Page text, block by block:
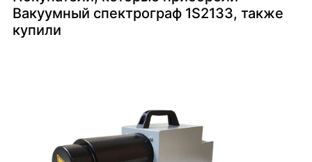
Вакуумный спектрограф 1S2133, также
купили